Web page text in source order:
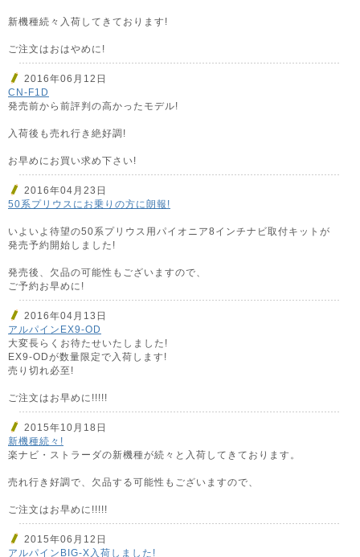
新機種続々入荷してきております!
ご注文はおはやめに!
2016年06月12日
CN-F1D
発売前から前評判の高かったモデル!
入荷後も売れ行き絶好調!
お早めにお買い求め下さい!
2016年04月23日
50系プリウスにお乗りの方に朗報!
いよいよ待望の50系プリウス用パイオニア8インチナビ取付キットが
発売予約開始しました!
発売後、欠品の可能性もございますので、
ご予約お早めに!
2016年04月13日
アルパインEX9-OD
大変長らくお待たせいたしました!
EX9-ODが数量限定で入荷します!
売り切れ必至!
ご注文はお早めに!!!!!
2015年10月18日
新機種続々!
楽ナビ・ストラーダの新機種が続々と入荷してきております。
売れ行き好調で、欠品する可能性もございますので、
ご注文はお早めに!!!!!
2015年06月12日
アルパインBIG-X入荷しました!